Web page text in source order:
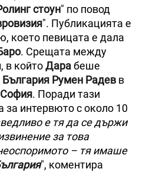
стоун" по повод
". Публикацията е
което певицата е дала
. Срещата между
в койтоДарабеше
България Румен Радев в
София. Поради тази
за интервюто с около 10
е тя да се държи
за това
– тя имаше
", коментира